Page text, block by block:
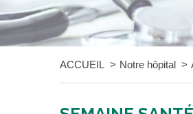
ACCUEIL Notre hôpital